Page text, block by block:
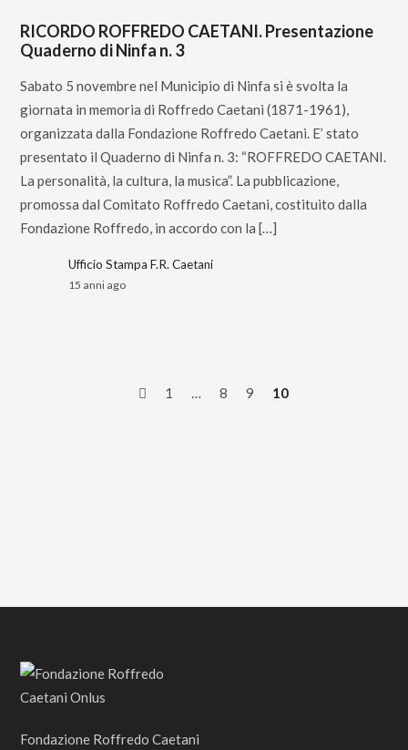
RICORDO ROFFREDO CAETANI. Presentazione
Quaderno di Ninfa n. 3
Sabato 5 novembre nel Municipio di Ninfa si è svolta la
giornata in memoria di Roffredo Caetani (1871-1961),
organizzata dalla Fondazione Roffredo Caetani. E’ stato
presentato il Quaderno di Ninfa n. 3: “ROFFREDO CAETANI.
La personalità, la cultura, la musica”. La pubblicazione,
promossa dal Comitato Roffredo Caetani, costituito dalla
Fondazione Roffredo, in accordo con la […]
Ufficio Stampa F.R. Caetani
15 anni ago
1 … 8 9 10
Fondazione Roffredo Caetani